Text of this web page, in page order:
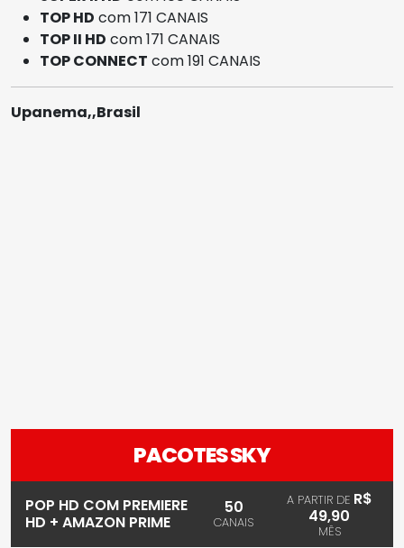
TOP HD com 171 CANAIS
TOP II HD com 171 CANAIS
TOP CONNECT com 191 CANAIS
Upanema,,Brasil
PACOTES SKY
POP HD COM PREMIERE
HD + AMAZON PRIME
50
CANAIS
A PARTIR DE R$
49,90
MÊS